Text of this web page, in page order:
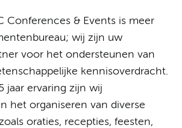
Conferences & Events is meer
wij zijn uw
voor het ondersteunen van
kennisoverdracht.
jaar ervaring zijn wij
het organiseren van diverse
oraties, recepties, feesten,